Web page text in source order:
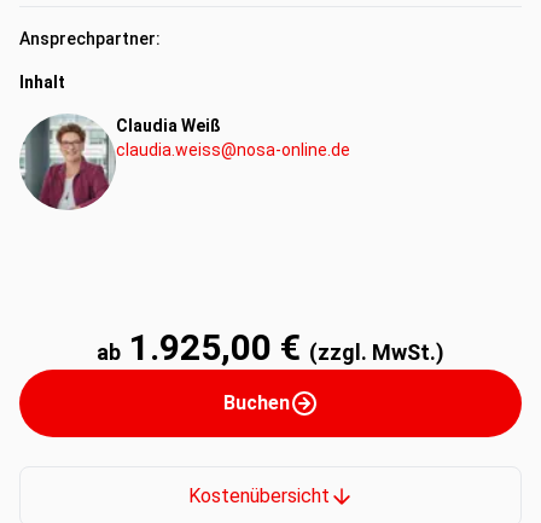
Ansprechpartner:
Inhalt
Claudia Weiß
claudia.weiss@nosa-online.de
ab 1.925,00 € (zzgl. MwSt.)
Buchen
Kostenübersicht